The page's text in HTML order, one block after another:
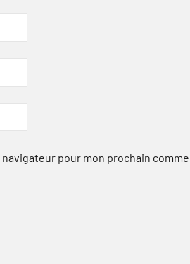
pour mon prochain